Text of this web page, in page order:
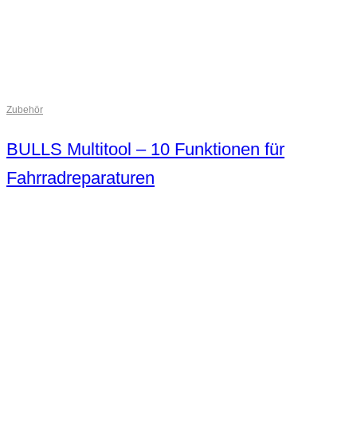
Zubehör
BULLS Multitool – 10 Funktionen für
Fahrradreparaturen